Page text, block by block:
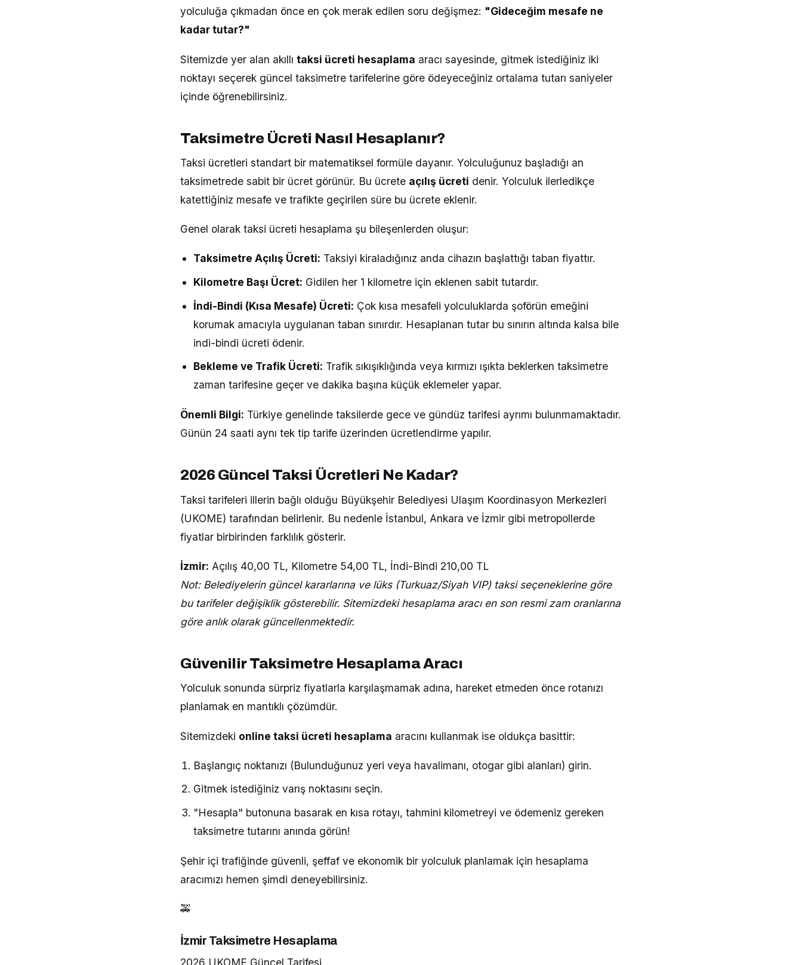
yolculuğa çıkmadan önce en çok merak edilen soru değişmez: "Gideceğim mesafe ne
kadar tutar?"
Sitemizde yer alan akıllı taksi ücreti hesaplama aracı sayesinde, gitmek istediğiniz iki
noktayı seçerek güncel taksimetre tarifelerine göre ödeyeceğiniz ortalama tutarı saniyeler
içinde öğrenebilirsiniz.
Taksimetre Ücreti Nasıl Hesaplanır?
Taksi ücretleri standart bir matematiksel formüle dayanır. Yolculuğunuz başladığı an
taksimetrede sabit bir ücret görünür. Bu ücrete açılış ücreti denir. Yolculuk ilerledikçe
katettiğiniz mesafe ve trafikte geçirilen süre bu ücrete eklenir.
Genel olarak taksi ücreti hesaplama şu bileşenlerden oluşur:
Taksimetre Açılış Ücreti: Taksiyi kiraladığınız anda cihazın başlattığı taban fiyattır.
Kilometre Başı Ücret: Gidilen her 1 kilometre için eklenen sabit tutardır.
İndi-Bindi (Kısa Mesafe) Ücreti: Çok kısa mesafeli yolculuklarda şoförün emeğini
korumak amacıyla uygulanan taban sınırdır. Hesaplanan tutar bu sınırın altında kalsa bile
indi-bindi ücreti ödenir.
Bekleme ve Trafik Ücreti: Trafik sıkışıklığında veya kırmızı ışıkta beklerken taksimetre
zaman tarifesine geçer ve dakika başına küçük eklemeler yapar.
Önemli Bilgi: Türkiye genelinde taksilerde gece ve gündüz tarifesi ayrımı bulunmamaktadır.
Günün 24 saati aynı tek tip tarife üzerinden ücretlendirme yapılır.
2026 Güncel Taksi Ücretleri Ne Kadar?
Taksi tarifeleri illerin bağlı olduğu Büyükşehir Belediyesi Ulaşım Koordinasyon Merkezleri
(UKOME) tarafından belirlenir. Bu nedenle İstanbul, Ankara ve İzmir gibi metropollerde
fiyatlar birbirinden farklılık gösterir.
İzmir: Açılış 40,00 TL, Kilometre 54,00 TL, İndi-Bindi 210,00 TL
Not: Belediyelerin güncel kararlarına ve lüks (Turkuaz/Siyah VIP) taksi seçeneklerine göre
bu tarifeler değişiklik gösterebilir. Sitemizdeki hesaplama aracı en son resmi zam oranlarına
göre anlık olarak güncellenmektedir.
Güvenilir Taksimetre Hesaplama Aracı
Yolculuk sonunda sürpriz fiyatlarla karşılaşmamak adına, hareket etmeden önce rotanızı
planlamak en mantıklı çözümdür.
Sitemizdeki online taksi ücreti hesaplama aracını kullanmak ise oldukça basittir:
Başlangıç noktanızı (Bulunduğunuz yeri veya havalimanı, otogar gibi alanları) girin.
Gitmek istediğiniz varış noktasını seçin.
"Hesapla" butonuna basarak en kısa rotayı, tahmini kilometreyi ve ödemeniz gereken
taksimetre tutarını anında görün!
Şehir içi trafiğinde güvenli, şeffaf ve ekonomik bir yolculuk planlamak için hesaplama
aracımızı hemen şimdi deneyebilirsiniz.
🚕
İzmir Taksimetre Hesaplama